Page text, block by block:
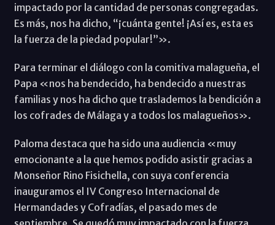
impactado por la cantidad de personas congregadas.
Es más, nos ha dicho, “¡cuánta gente! ¡Así es, esta es
la fuerza de la piedad popular!”».
Para terminar el diálogo con la comitiva malagueña, el
Papa «nos ha bendecido, ha bendecido a nuestras
familias y nos ha dicho que traslademos la bendición a
los cofrades de Málaga y a todos los malagueños».
Paloma destaca que ha sido una audiencia «muy
emocionante a la que hemos podido asistir gracias a
Monseñor Rino Fisichella, con suya conferencia
inauguramos el IV Congreso Internacional de
Hermandades y Cofradías, el pasado mes de